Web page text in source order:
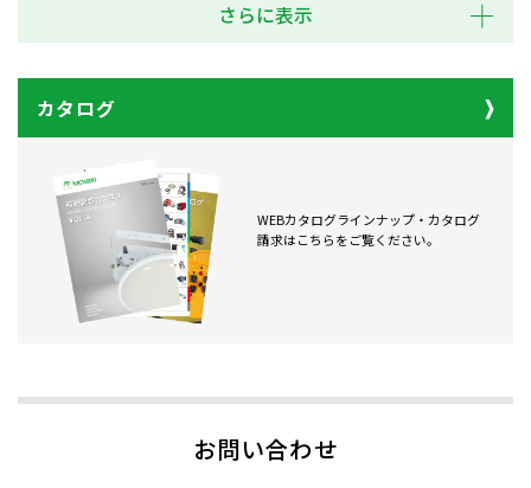
さらに表示
カタログ
WEBカタログラインナップ・カタログ
請求はこちらをご覧ください。
お問い合わせ